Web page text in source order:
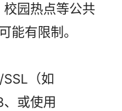
园热点等公共
能有限制。
（如
或使用